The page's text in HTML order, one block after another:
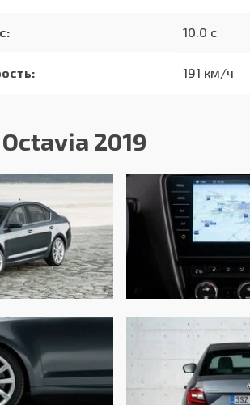
10.0 с
191 км/ч
цикле:
6.0/100км
50 л
4670 мм
1814 мм
1461 мм
2686 мм
2019